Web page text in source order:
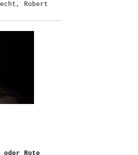
Robert
Rote